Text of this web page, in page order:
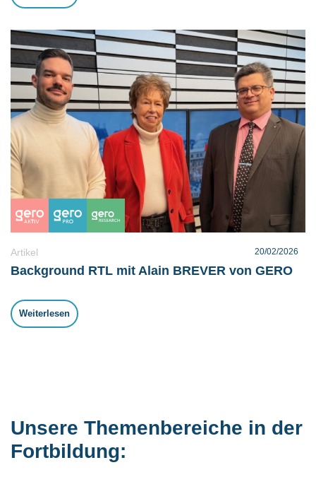
20/02/2026
Artikel
Background RTL mit Alain BREVER von GERO
Weiterlesen
Unsere Themenbereiche in der
Fortbildung: